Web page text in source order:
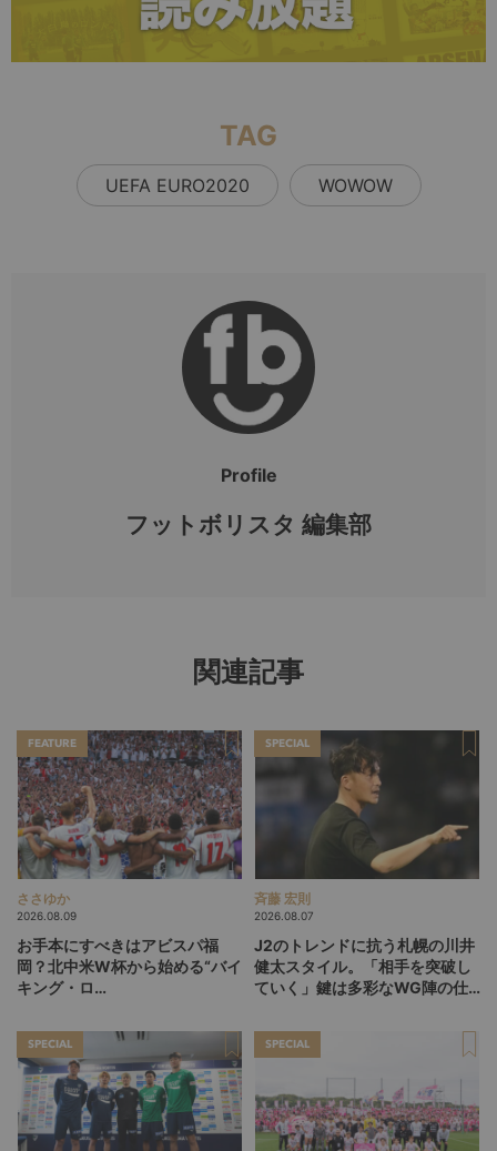
TAG
UEFA EURO2020 WOWOW
Profile
フットボリスタ 編集部
関連記事
FEATURE
ささゆか
2026.08.09
お手本にすべきはアビスパ福
岡？北中米W杯から始める“バイ
キング・ロ
探す旅
SPECIAL
斉藤 宏則
2026.08.07
J2のトレンドに抗う札幌の川井
健太スタイル。「相手を突破し
ていく」鍵は多彩なWG陣の仕
SPECIAL SPECIAL